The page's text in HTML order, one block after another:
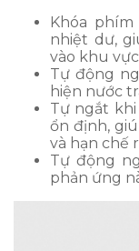
Khóa
nhiệt dư,
vào khu
Tự động
hiện nước
Tự ngắt
ổn định,
và hạn chế
Tự động
phản ứng